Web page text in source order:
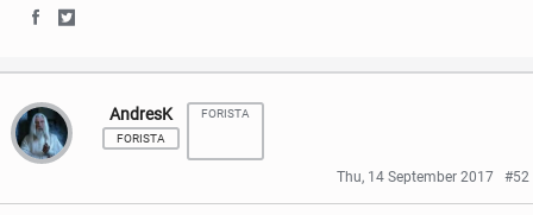
a
c
e
b
w
i
t
t
h
a
r
e
h
a
r
e
AndresK
FORISTA
FORISTA
Thu, 14 September 2017 #52